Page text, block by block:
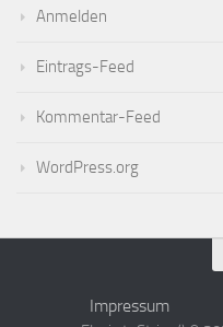
Anmelden
Eintrags-Feed
Kommentar-Feed
WordPress.org
Impressum